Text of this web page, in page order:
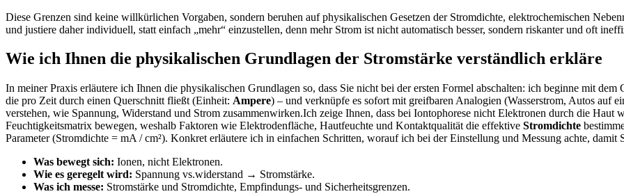
Diese Grenzen sind ⁢keine willkürlichen Vorgaben,⁣ sondern beruhen auf physikalischen Gesetzen der Stromdichte, elektrochemischen
und justiere⁤ daher individuell, statt einfach „mehr“ einzustellen, denn mehr Strom ist nicht automatisch besser, sondern riskanter und oft
Wie⁣ ich Ihnen die physikalischen Grundlagen der‌ Stromstärke verständlich erkläre
In meiner Praxis ⁣erläutere ich Ihnen die physikalischen Grundlagen so, dass Sie nicht bei der ersten Formel abschalten: ich beginne mit dem
die ‍pro Zeit durch einen Querschnitt fließt⁤ (Einheit: Ampere) – und verknüpfe es sofort mit greifbaren Analogien (Wasserstrom, Autos auf
verstehen, wie Spannung, Widerstand und ⁢Strom zusammenwirken.Ich zeige Ihnen, dass bei​ Iontophorese nicht Elektronen durch die Haut
Feuchtigkeitsmatrix bewegen, weshalb Faktoren wie Elektrodenfläche, Hautfeuchte und Kontaktqualität die effektive Stromdichte
Parameter (Stromdichte‍ = mA / cm²). Konkret erläutere ich in​ einfachen Schritten, worauf ich bei der Einstellung und Messung achte, ​damit​
Was bewegt sich: Ionen, nicht Elektronen.
Wie es geregelt wird: Spannung vs.widerstand →⁤ Stromstärke.
Was ich messe: Stromstärke und Stromdichte, Empfindungs- und Sicherheitsgrenzen.